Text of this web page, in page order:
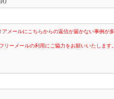
メールにこちらからの返信が届かない事例が多
リーメールの利用にご協力をお願いいたします。